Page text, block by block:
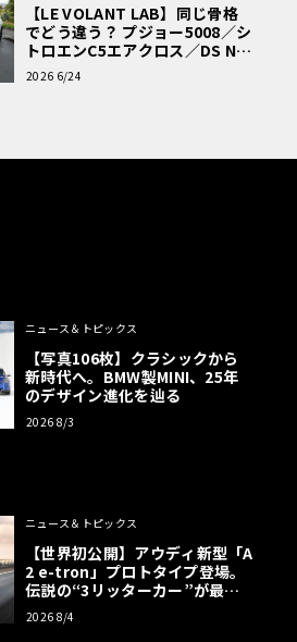
【LE VOLANT LAB】同じ骨格
でどう違う？ プジョー5008／シ
トロエンC5エアクロス／DS Nº4
読者一気乗りレポート
2026 6/24
ニュース＆トピックス
【写真106枚】クラシックから
新時代へ。BMW製MINI、25年
のデザイン進化を辿る
2026 8/3
ニュース＆トピックス
【世界初公開】アウディ新型「A
2 e-tron」プロトタイプ登場。
伝説の“3リッターカー”が最高
効率エントリーBEVとして復活
【画像38枚】
2026 8/4